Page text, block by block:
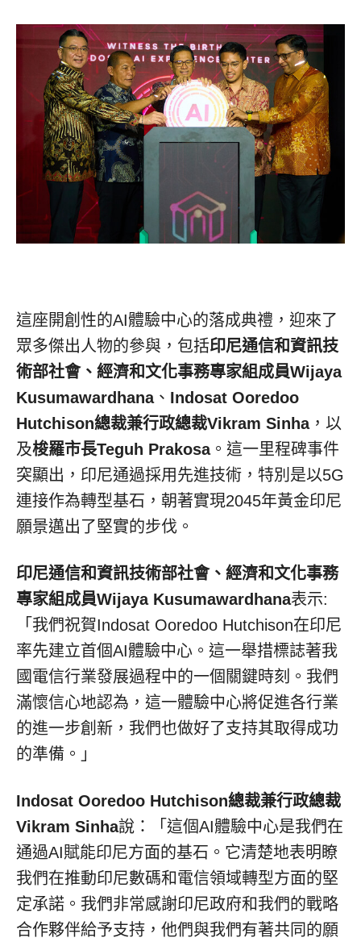
這座開創性的AI體驗中心的落成典禮，迎來了
眾多傑出人物的參與，包括印尼通信和資訊技
術部社會、經濟和文化事務專家組成員Wijaya
Kusumawardhana、 Indosat Ooredoo
Hutchison總裁兼行政總裁Vikram Sinha，以
及梭羅市長Teguh Prakosa。這一里程碑事件
突顯出，印尼通過採用先進技術，特別是以5G
連接作為轉型基石，朝著實現2045年黃金印尼
願景邁出了堅實的步伐。
印尼通信和資訊技術部社會、經濟和文化事務
專家組成員Wijaya Kusumawardhana表示:
「我們祝賀Indosat Ooredoo Hutchison在印尼
率先建立首個AI體驗中心。這一舉措標誌著我
國電信行業發展過程中的一個關鍵時刻。我們
滿懷信心地認為，這一體驗中心將促進各行業
的進一步創新，我們也做好了支持其取得成功
的準備。」
Indosat Ooredoo Hutchison總裁兼行政總裁
Vikram Sinha說：「這個AI體驗中心是我們在
通過AI賦能印尼方面的基石。它清楚地表明瞭
我們在推動印尼數碼和電信領域轉型方面的堅
定承諾。我們非常感謝印尼政府和我們的戰略
合作夥伴給予支持，他們與我們有著共同的願